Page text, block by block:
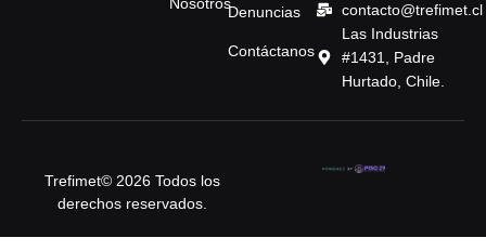
NosotrosDenuncias
Contáctanos
contacto@trefimet.cl
Las Industrias
#1431, Padre
Hurtado, Chile.
Trefimet© 2026 Todos los
derechos reservados.